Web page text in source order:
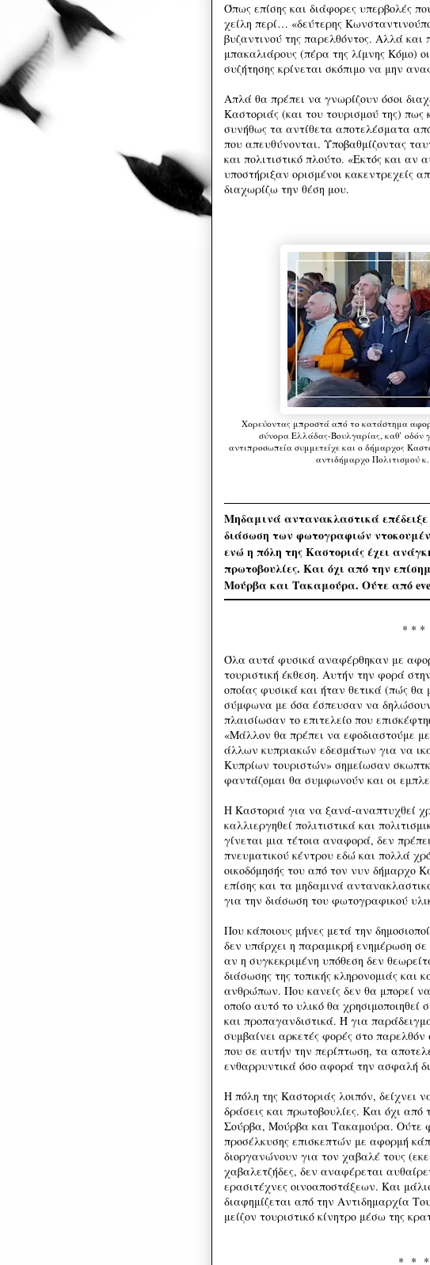
Όπως επίσης και διάφορες υπερβολές
χείλη περί… «δεύτερης
βυζαντινού της παρελθόντος. Αλλά και
μπακαλιάρους (πέρα της λίμνης Κόμο)
συζήτησης κρίνεται σκόπιμο να μην
Απλά θα πρέπει να γνωρίζουν όσοι
Καστοριάς (και του τουρισμού της) πως
συνήθως τα αντίθετα αποτελέσματα
που απευθύνονται. Υποβαθμίζοντας
και πολιτιστικό πλούτο. «Εκτός και αν
υποστήριξαν ορισμένοι κακεντρεχείς
διαχωρίζω την θέση μου.
Χορεύοντας μπροστά από το κατάστημα
σύνορα Ελλάδας-Βουλγαρίας, καθ’ οδόν
αντιπροσωπεία συμμετείχε και ο δήμαρχος
αντιδήμαρχο Πολιτισμού
Μηδαμινά αντανακλαστικά
διάσωση των φωτογραφιών
ενώ η πόλη της Καστοριάς έχει
πρωτοβουλίες. Και όχι από την
Μούρβα και Τακαμούρα. Ούτε από
* * *
Όλα αυτά φυσικά αναφέρθηκαν με
τουριστική έκθεση. Αυτήν την φορά
οποίας φυσικά και ήταν θετικά (πώς
σύμφωνα με όσα έσπευσαν να
πλαισίωσαν το επιτελείο που
«Μάλλον θα πρέπει να εφοδιαστούμε
άλλων κυπριακών εδεσμάτων για να
Κυπρίων τουριστών» σημείωσαν
φαντάζομαι θα συμφωνούν και οι
Η Καστοριά για να ξανά-αναπτυχθεί
καλλιεργηθεί πολιτιστικά και
γίνεται μια τέτοια αναφορά, δεν
πνευματικού κέντρου εδώ και πολλά
οικοδόμησής του από τον νυν δήμαρχο
επίσης και τα μηδαμινά
για την διάσωση του φωτογραφικού
Που κάποιους μήνες μετά την
δεν υπάρχει η παραμικρή ενημέρωση σε
αν η συγκεκριμένη υπόθεση δεν
διάσωσης της τοπικής κληρονομιάς και
ανθρώπων. Που κανείς δεν θα μπορεί
οποίο αυτό το υλικό θα
και προπαγανδιστικά. Ή για
συμβαίνει αρκετές φορές στο
που σε αυτήν την περίπτωση, τα
ενθαρρυντικά όσο αφορά την ασφαλή
Η πόλη της Καστοριάς λοιπόν, δείχνει
δράσεις και πρωτοβουλίες. Και όχι από
Σούρβα, Μούρβα και Τακαμούρα. Ούτε
προσέλκυσης επισκεπτών με αφορμή
διοργανώνουν για τον χαβαλέ τους
χαβαλετζήδες, δεν αναφέρεται
ερασιτέχνες οινοαποστάξεων. Και
διαφημίζεται από την Αντιδημαρχία
μείζον τουριστικό κίνητρο μέσω της
* * *